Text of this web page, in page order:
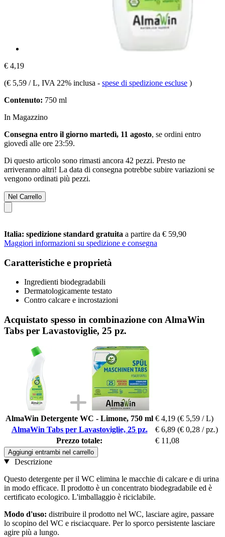
€ 4,19
(€ 5,59 / L, IVA 22% inclusa - spese di spedizione escluse )
Contenuto: 750 ml
In Magazzino
Consegna entro il giorno martedì, 11 agosto, se ordini entro
giovedì alle ore 23:59.
Di questo articolo sono rimasti ancora 42 pezzi. Presto ne
arriveranno altri! La data di consegna potrebbe subire variazioni se
vengono ordinati più pezzi.
Nel Carrello
Italia: spedizione standard gratuita a partire da € 59,90
Maggiori informazioni su spedizione e consegna
Caratteristiche e proprietà
Ingredienti biodegradabili
Dermatologicamente testato
Contro calcare e incrostazioni
Acquistato spesso in combinazione con AlmaWin
Tabs per Lavastoviglie, 25 pz.
AlmaWin Detergente WC - Limone, 750 ml € 4,19 (€ 5,59 / L)
AlmaWin Tabs per Lavastoviglie, 25 pz.
€ 6,89 (€ 0,28 / pz.)
Prezzo totale:
€ 11,08
Aggiungi entrambi nel carrello
Descrizione
Questo detergente per il WC elimina le macchie di calcare e di urina
in modo efficace. Il prodotto è un concentrato biodegradabile ed è
certificato ecologico. L'imballaggio è riciclabile.
Modo d'uso: distribuire il prodotto nel WC, lasciare agire, passare
lo scopino del WC e risciacquare. Per lo sporco persistente lasciare
agire più a lungo.